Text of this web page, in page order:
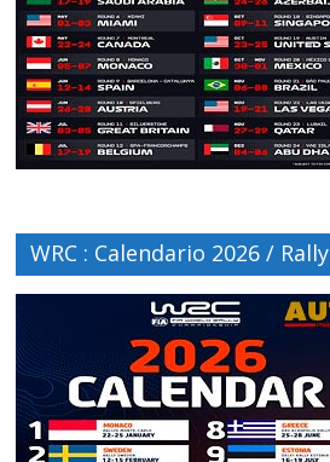
WRC : Calendario 2026 / Rally